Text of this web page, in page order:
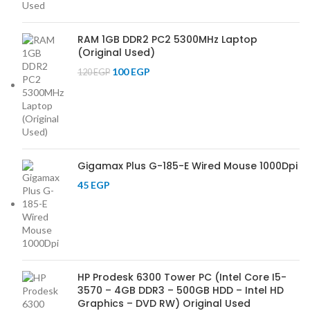
RAM 1GB DDR2 PC2 5300MHz Laptop
(Original Used)
120EGP 100EGP
Gigamax Plus G-185-E Wired Mouse 1000Dpi
45 EGP
HP Prodesk 6300 Tower PC (Intel Core I5-
3570 – 4GB DDR3 – 500GB HDD – Intel HD
Graphics – DVD RW) Original Used